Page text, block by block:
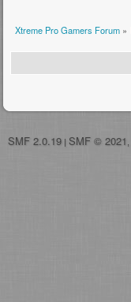
Xtreme Pro Gamers Forum»
SMF 2.0.19 | SMF © 2021